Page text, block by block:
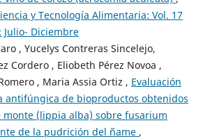
y Tecnología Alimentaria: Vol. 17
Julio- Diciembre
, Yucelys Contreras Sincelejo,
Cordero , Eliobeth Pérez Novoa ,
, Maria Assia Ortiz , Evaluación
antifúngica de bioproductos obtenidos
monte (lippia alba) sobre fusarium
de la pudrición del ñame ,